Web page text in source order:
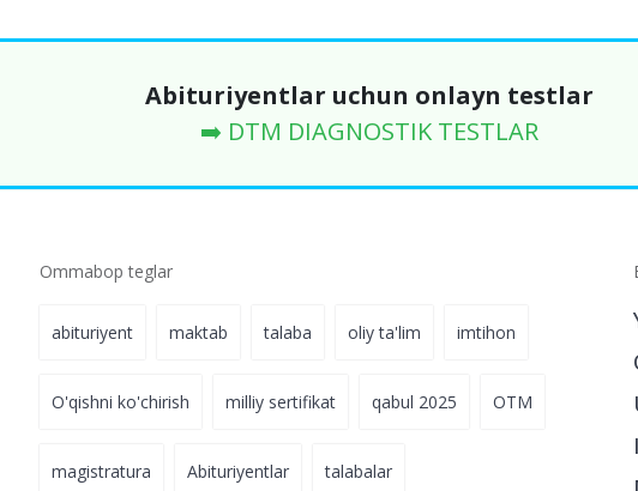
Abituriyentlar uchun onlayn testlar
➡️ DTM DIAGNOSTIK TESTLAR
Ommabop teglar
abituriyent maktab talaba oliy ta'lim imtihon
O'qishni ko'chirish milliy sertifikat qabul 2025 OTM
magistratura Abituriyentlar talabalar